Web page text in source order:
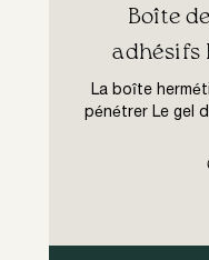
Boîte
adhésifs
La boîte
pénétrer Le gel
pour